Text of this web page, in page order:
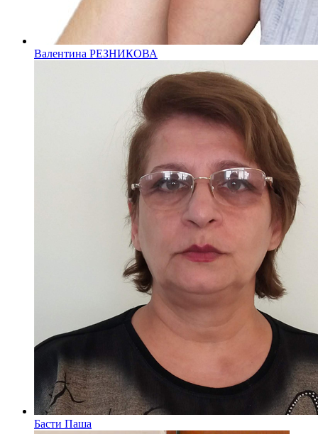
Валентина РЕЗНИКОВА
Басти Паша